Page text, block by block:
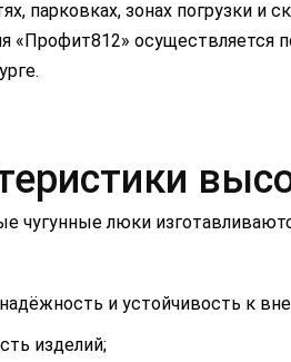
парковках, зонах погрузки
«Профит812» осуществляется
чугунные люки
и устойчивость к
изделий;